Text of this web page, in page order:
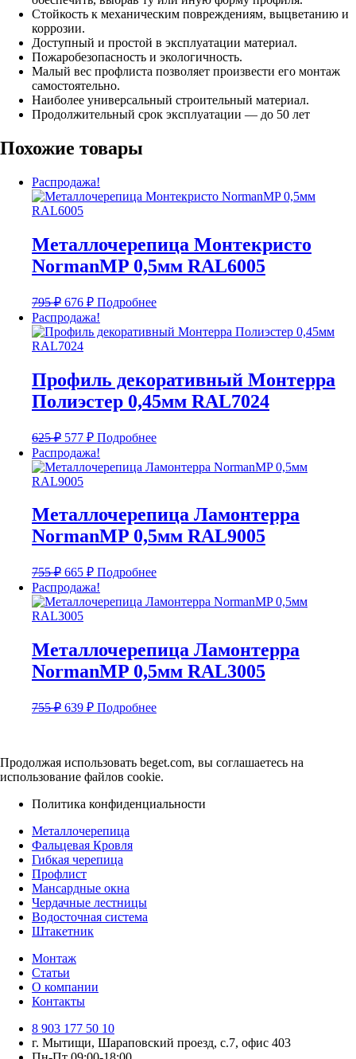
Стойкость к механическим повреждениям, выцветанию и
коррозии.
Доступный и простой в эксплуатации материал.
Пожаробезопасность и экологичность.
Малый вес профлиста позволяет произвести его монтаж
самостоятельно.
Наиболее универсальный строительный материал.
Продолжительный срок эксплуатации — до 50 лет
Похожие товары
Распродажа!
Металлочерепица Монтекристо
NormanMP 0,5мм RAL6005
795₽ Первоначальная
цена
составляла
795 ₽.
676 ₽Текущая
цена:
676 ₽.
Подробнее
Распродажа!
Профиль декоративный Монтерра
Полиэстер 0,45мм RAL7024
625₽ Первоначальная
цена
составляла
625 ₽.
577 ₽Текущая
цена:
577 ₽.
Подробнее
Распродажа!
Металлочерепица Ламонтерра
NormanMP 0,5мм RAL9005
755₽ Первоначальная
цена
составляла
755 ₽.
665 ₽Текущая
цена:
665 ₽.
Подробнее
Распродажа!
Металлочерепица Ламонтерра
NormanMP 0,5мм RAL3005
755₽ Первоначальная
639 ₽Текущая
цена:
Подробнее
Продолжая использовать beget.com, вы соглашаетесь на
использование файлов cookie.
Политика конфиденциальности
Металлочерепица
Фальцевая Кровля
Гибкая черепица
Профлист
Мансардные окна
Чердачные лестницы
Водосточная система
Штакетник
Монтаж
Статьи
О компании
Контакты
8 903 177 50 10
г. Мытищи, Шараповский проезд, с.7, офис 403